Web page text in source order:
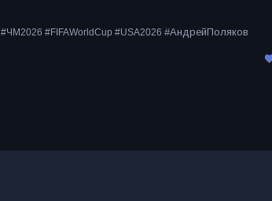
#ЧМ2026 #FIFAWorldCup #USA2026 #АндрейПоляков